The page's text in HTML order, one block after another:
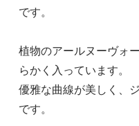
です。
植物のアールヌーヴォ
らかく入っています。
優雅な曲線が美しく、
です。